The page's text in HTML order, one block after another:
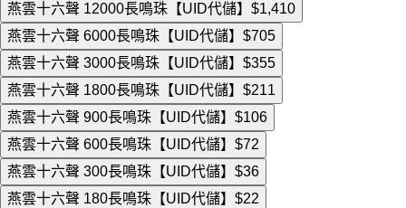
燕雲十六聲 12000長鳴珠【UID代儲】 $1,410
燕雲十六聲 6000長鳴珠【UID代儲】 $705
燕雲十六聲 3000長鳴珠【UID代儲】 $355
燕雲十六聲 1800長鳴珠【UID代儲】 $211
燕雲十六聲 900長鳴珠【UID代儲】 $106
燕雲十六聲 600長鳴珠【UID代儲】 $72
燕雲十六聲 300長鳴珠【UID代儲】 $36
燕雲十六聲 180長鳴珠【UID代儲】 $22